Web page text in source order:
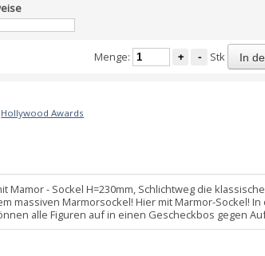
Menge: + - Stk In
Hollywood Awards
Mamor - Sockel H=230mm, Schlichtweg die
massiven Marmorsockel! Hier mit Marmor-Sockel!
alle Figuren auf in einen Gescheckbos gegen